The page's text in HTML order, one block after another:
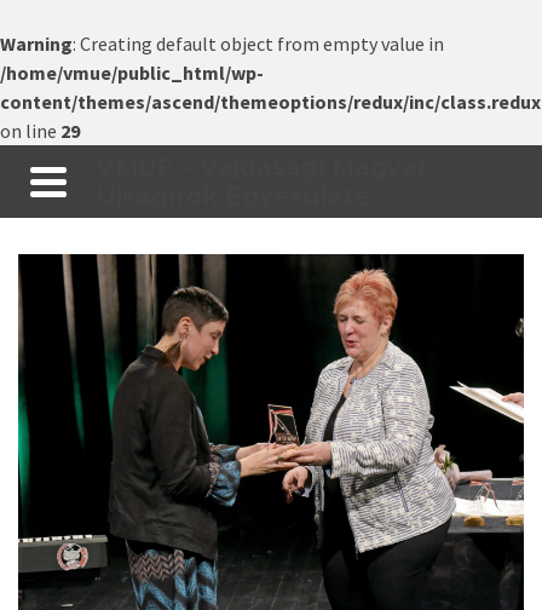
Warning: Creating default object from empty value in
/home/vmue/public_html/wp-
content/themes/ascend/themeoptions/redux/inc/
on line 29